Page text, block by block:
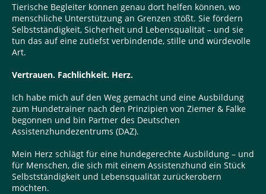
Tierische Begleiter können genau dort helfen können, wo
menschliche Unterstützung an Grenzen stößt. Sie fördern
Selbstständigkeit, Sicherheit und Lebensqualität – und sie
tun das auf eine zutiefst verbindende, stille und würdevolle
Art.
Vertrauen. Fachlichkeit. Herz.
Ich habe mich auf den Weg gemacht und eine Ausbildung
zum Hundetrainer nach den Prinzipien von Ziemer & Falke
begonnen und bin Partner des Deutschen
Assistenzhundezentrums (DAZ).
Mein Herz schlägt für eine hundegerechte Ausbildung – und
für Menschen, die sich mit einem Assistenzhund ein Stück
Selbstständigkeit und Lebensqualität zurückerobern
möchten.